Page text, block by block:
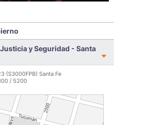
y Belgrano, y se incorporará a las
se construyen en Parque
French.
LEER MÁS >
y Seguridad - Santa
(S3000FPB) Santa Fe
/ 5200